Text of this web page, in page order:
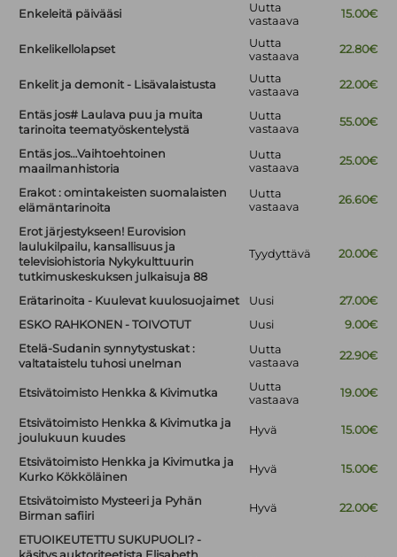
Enkeleitä päivääsi
Uutta
vastaava
15.00€
Enkelikellolapset
Uutta
vastaava
22.80€
Enkelit ja demonit - Lisävalaistusta
Uutta
vastaava
22.00€
Entäs jos# Laulava puu ja muita
tarinoita teematyöskentelystä
Uutta
vastaava
55.00€
Entäs jos…Vaihtoehtoinen
maailmanhistoria
Uutta
vastaava
25.00€
Erakot : omintakeisten suomalaisten
elämäntarinoita
Uutta
vastaava
26.60€
Erot järjestykseen! Eurovision
laulukilpailu, kansallisuus ja
televisiohistoria Nykykulttuurin
tutkimuskeskuksen julkaisuja 88
Tyydyttävä 20.00€
Erätarinoita - Kuulevat kuulosuojaimet Uusi
27.00€
ESKO RAHKONEN - TOIVOTUT
Uusi
9.00€
Etelä-Sudanin synnytystuskat :
valtataistelu tuhosi unelman
Uutta
vastaava
22.90€
Etsivätoimisto Henkka & Kivimutka
Uutta
vastaava
19.00€
Etsivätoimisto Henkka & Kivimutka ja
joulukuun kuudes
Hyvä 15.00€
Etsivätoimisto Henkka ja Kivimutka ja
Kurko Kökköläinen
Hyvä 15.00€
Etsivätoimisto Mysteeri ja Pyhän
Birman safiiri
Hyvä 22.00€
ETUOIKEUTETTU SUKUPUOLI? -